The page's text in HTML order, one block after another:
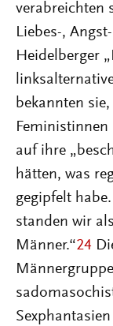
verabreichten
Liebes-,
Heidelberger
bekannten
Feministinnen
auf ihre
hätten, was
gegipfelt
standen wir
Männer.“24